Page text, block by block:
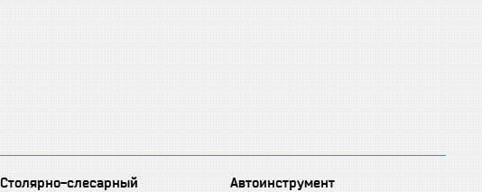
Столярно-слесарный
Автоинструмент